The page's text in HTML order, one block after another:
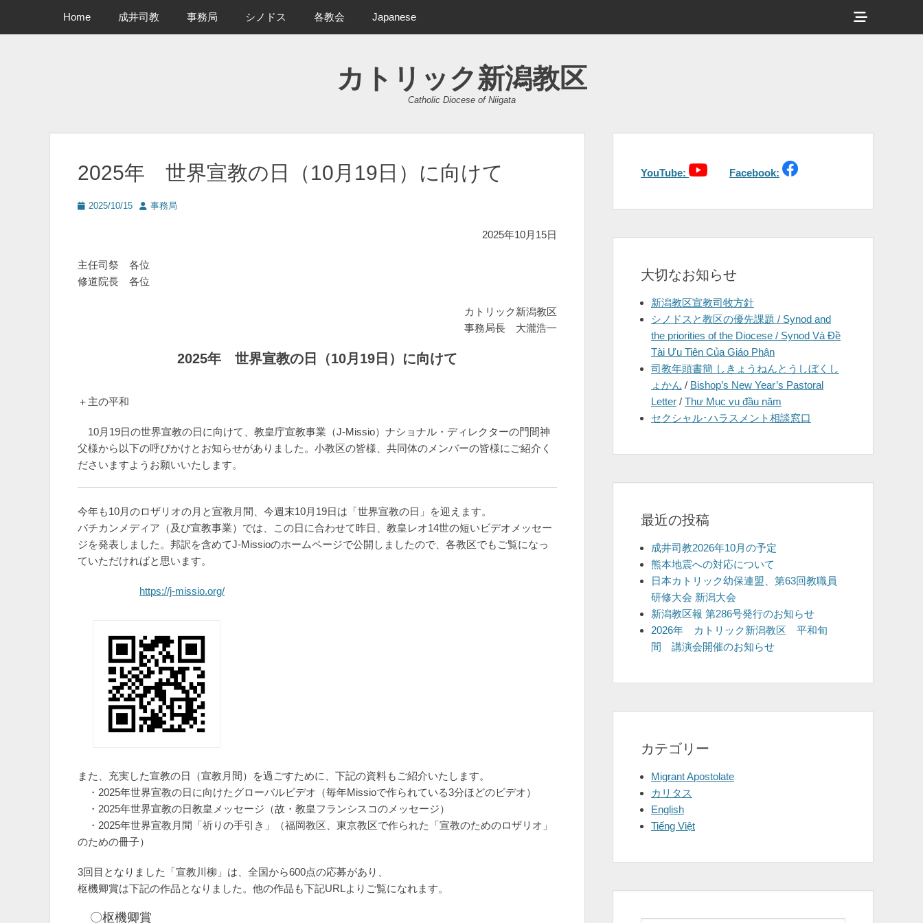
メインメニュー
Home 成井司教 事務局 シノドス 各教会 Japanese
ヘ
ッ
ン
カトリック新潟教区
Catholic Diocese of Niigata
2025年 世界宣教の日（10月19日）に向けて
投 2025/10/15
投 事務局
2025年10月15日
主任司祭 各位
修道院長 各位
カトリック新潟教区
事務局長 大瀧浩一
2025年 世界宣教の日（10月 19 日）に向けて
＋主の平和
10月19日の世界宣教の日に向けて、教皇庁宣教事業（J-Missio）ナショナル・ディレクターの門間神
父様から以下の呼びかけとお知らせがありました。小教区の皆様、共同体のメンバーの皆様にご紹介く
ださいますようお願いいたします。
今年も10月のロザリオの月と宣教月間、今週末10月19日は「世界宣教の日」を迎えます。
バチカンメディア（及び宣教事業）では、この日に合わせて昨日、教皇レオ14世の短いビデオメッセー
ジを発表しました。邦訳を含めてJ-Missioのホームページで公開しましたので、各教区でもご覧になっ
ていただければと思います。
https://j-missio.org/
また、充実した宣教の日（宣教月間）を過ごすために、下記の資料もご紹介いたします。
・2025年世界宣教の日に向けたグローバルビデオ（毎年Missioで作られている3分ほどのビデオ）
・2025年世界宣教の日教皇メッセージ（故・教皇フランシスコのメッセージ）
・2025年世界宣教月間「祈りの手引き」（福岡教区、東京教区で作られた「宣教のためのロザリオ」
のための冊子）
3回目となりました「宣教川柳」は、全国から600点の応募があり、
枢機卿賞は下記の作品となりました。他の作品も下記URLよりご覧になれます。
〇枢機卿賞
YouTube: Facebook:
大切なお知らせ
新潟教区宣教司牧方針
シノドスと教区の優先課題 / Synod and
the priorities of the Diocese / Synod Và Đề
Tài Ưu Tiên Của Giáo Phận
司教年頭書簡 しきょうねんとうしぼくし
ょかん / Bishop’s New Year’s Pastoral
Letter / Thư Mục vụ đầu năm
セクシャル･ハラスメント相談窓口
最近の投稿
成井司教2026年10月の予定
熊本地震への対応について
日本カトリック幼保連盟、第63回教職員
研修大会 新潟大会
新潟教区報 第286号発行のお知らせ
2026年 カトリック新潟教区 平和旬
間 講演会開催のお知らせ
カテゴリー
Migrant Apostolate
カリタス
English
Tiếng Việt